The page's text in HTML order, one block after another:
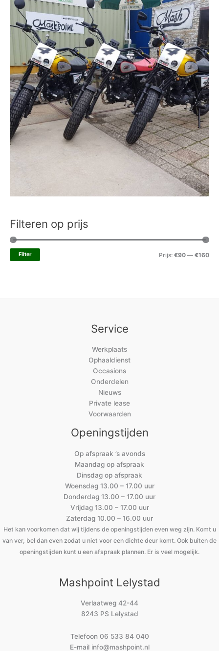
Filteren op prijs
Filter Prijs: €90 — €160
Service
Werkplaats
Ophaaldienst
Occasions
Onderdelen
Nieuws
Private lease
Voorwaarden
Openingstijden
Op afspraak ’s avonds
Maandag op afspraak
Dinsdag op afspraak
Woensdag 13.00 – 17.00 uur
Donderdag 13.00 – 17.00 uur
Vrijdag 13.00 – 17.00 uur
Zaterdag 10.00 – 16.00 uur
Het kan voorkomen dat wij tijdens de openingstijden even weg zijn. Komt u
van ver, bel dan even zodat u niet voor een dichte deur komt. Ook buiten de
openingstijden kunt u een afspraak plannen. Er is veel mogelijk.
Mashpoint Lelystad
Verlaatweg 42-44
8243 PS Lelystad
Telefoon 06 533 84 040
E-mail info@mashpoint.nl